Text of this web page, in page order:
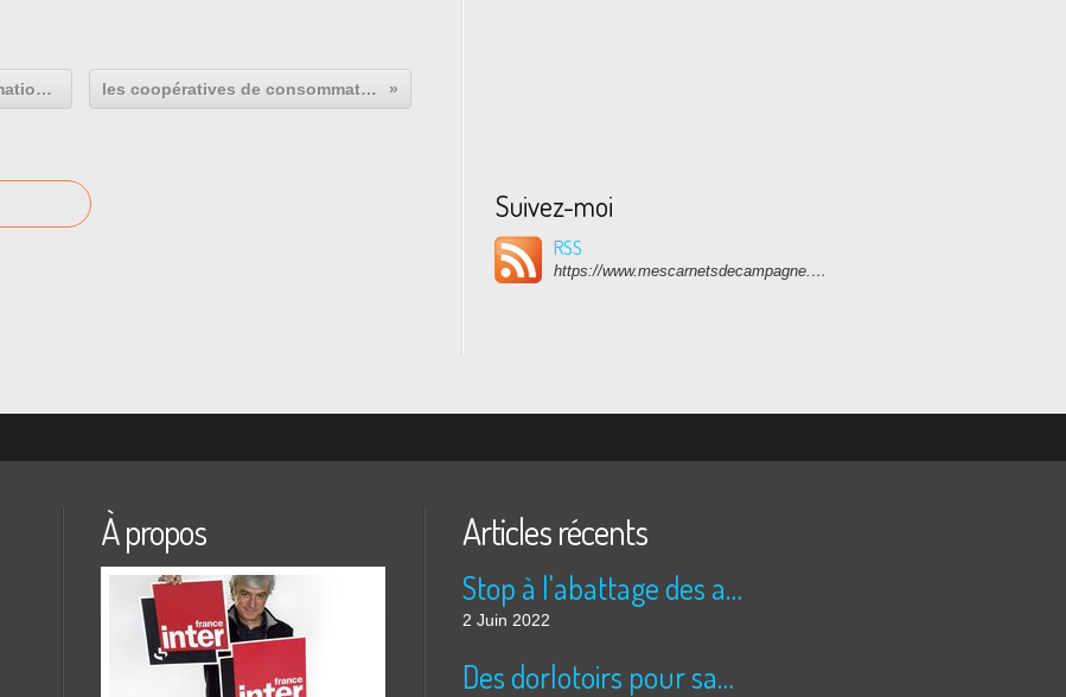
La ferme des Volonteux: une formation au maraîchage bio sur le terrain les coopératives de consommateurs: être client et sociétaire
Suivez-moi
RSS
https://www.mescarnetsdecampagne.com/rss
À propos Articles récents
Stop à l'abattage des arbres!!!!
2 Juin 2022
Des dorlotoirs pour sauver les abeilles sauvages....